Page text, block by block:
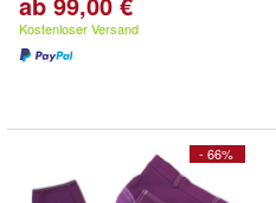
Kostenloser Versand
- 66%